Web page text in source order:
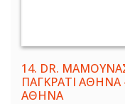
14. DR.
ΠΑΓΚΡΑΤΙ
ΑΘΗΝΑ